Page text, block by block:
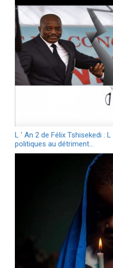
L ’ An 2 de Félix Tshisekedi :
politiques au détriment…